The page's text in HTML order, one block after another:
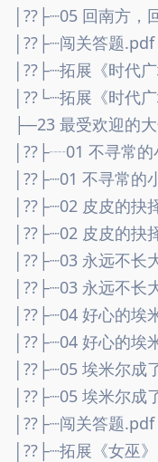
│??├┈05 回南方，
│??├┈闯关答题.pdf
│??├┈拓展《时代
│??└┈拓展《时代
├─23 最受欢迎的
│??├┈01 不寻常
│??├┈01 不寻常的
│??├┈02 皮皮的抉
│??├┈02 皮皮的抉
│??├┈03 永远不长
│??├┈03 永远不
│??├┈04 好心的埃
│??├┈04 好心的埃
│??├┈05 埃米尔成
│??├┈05 埃米尔
│??├┈闯关答题.pdf
│??├┈拓展《女巫